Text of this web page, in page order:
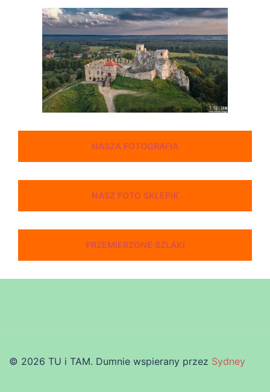
NASZA FOTOGRAFIA
NASZ FOTO SKLEPIK
PRZEMIERZONE SZLAKI
© 2026 TU i TAM. Dumnie wspierany przez Sydney